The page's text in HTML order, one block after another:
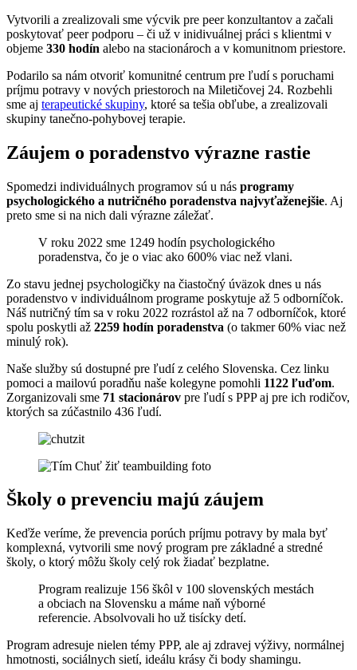
Vytvorili a zrealizovali sme výcvik pre peer konzultantov a začali
poskytovať peer podporu – či už v inidivuálnej práci s klientmi v
objeme 330 hodín alebo na stacionároch a v komunitnom priestore.
Podarilo sa nám otvoriť komunitné centrum pre ľudí s poruchami
príjmu potravy v nových priestoroch na Miletičovej 24. Rozbehli
sme aj terapeutické skupiny, ktoré sa tešia obľube, a zrealizovali
skupiny tanečno-pohybovej terapie.
Záujem o poradenstvo výrazne rastie
Spomedzi individuálnych programov sú u nás programy
psychologického a nutričného poradenstva najvyťaženejšie. Aj
preto sme si na nich dali výrazne záležať.
V roku 2022 sme 1249 hodín psychologického
poradenstva, čo je o viac ako 600% viac než vlani.
Zo stavu jednej psychologičky na čiastočný úväzok dnes u nás
poradenstvo v individuálnom programe poskytuje až 5 odborníčok.
Náš nutričný tím sa v roku 2022 rozrástol až na 7 odborníčok, ktoré
spolu poskytli až 2259 hodín poradenstva (o takmer 60% viac než
minulý rok).
Naše služby sú dostupné pre ľudí z celého Slovenska. Cez linku
pomoci a mailovú poradňu naše kolegyne pomohli 1122 ľuďom.
Zorganizovali sme 71 stacionárov pre ľudí s PPP aj pre ich rodičov,
ktorých sa zúčastnilo 436 ľudí.
Školy o prevenciu majú záujem
Keďže veríme, že prevencia porúch príjmu potravy by mala byť
komplexná, vytvorili sme nový program pre základné a stredné
školy, o ktorý môžu školy celý rok žiadať bezplatne.
Program realizuje 156 škôl v 100 slovenských mestách
a obciach na Slovensku a máme naň výborné
referencie. Absolvovali ho už tisícky detí.
Program adresuje nielen témy PPP, ale aj zdravej výživy, normálnej
hmotnosti, sociálnych sietí, ideálu krásy či body shamingu.